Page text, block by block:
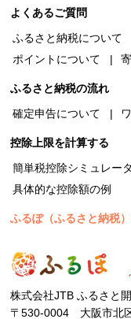
よくあるご質問
ふるさと納税について
ポイントについて
ふるさと納税の流れ
確定申告について
控除上限を計算する
簡単税控除シミュレー
具体的な控除額の例
ふるぽ（ふるさと納税
株式会社JTB ふるさと
〒530-0004 大阪市北